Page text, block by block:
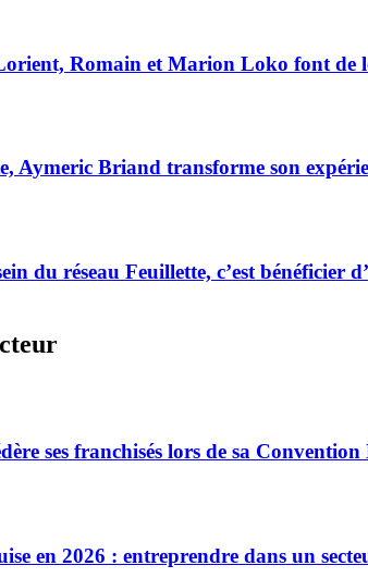
Romain et Marion Loko font de
Aymeric Briand transforme son
du réseau Feuillette, c’est bénéficier
ses franchisés lors de sa
en 2026 : entreprendre dans un